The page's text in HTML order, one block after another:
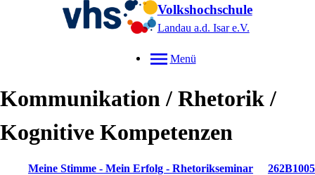
Volkshochschule
Landau a.d. Isare.V.
Menü
Kommunikation / Rhetorik /
Kognitive Kompetenzen
Meine Stimme - Mein Erfolg - Rhetorikseminar
262B1005